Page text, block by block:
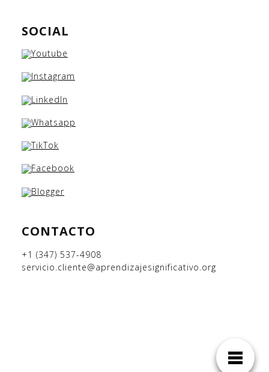
SOCIAL
CONTACTO
+1 (347) 537-4908
servicio.cliente@aprendizajesignificativo.org